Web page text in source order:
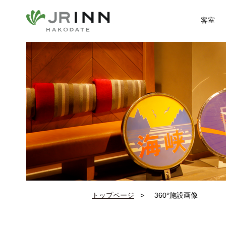
客室
トップページ 360°施設画像